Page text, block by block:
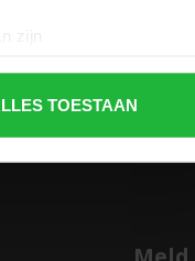
zijn
TOESTAAN